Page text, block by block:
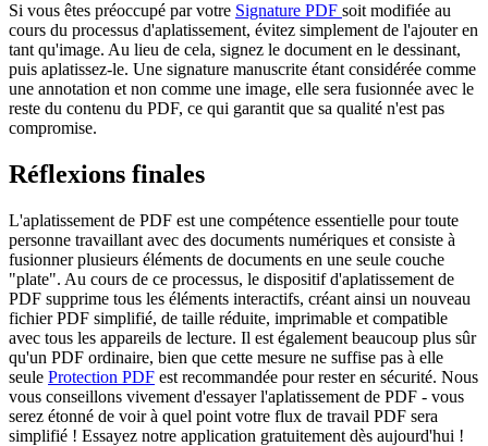
Si vous êtes préoccupé par votre Signature PDF soit modifiée au
cours du processus d'aplatissement, évitez simplement de l'ajouter en
tant qu'image. Au lieu de cela, signez le document en le dessinant,
puis aplatissez-le. Une signature manuscrite étant considérée comme
une annotation et non comme une image, elle sera fusionnée avec le
reste du contenu du PDF, ce qui garantit que sa qualité n'est pas
compromise.
Réflexions finales
L'aplatissement de PDF est une compétence essentielle pour toute
personne travaillant avec des documents numériques et consiste à
fusionner plusieurs éléments de documents en une seule couche
"plate". Au cours de ce processus, le dispositif d'aplatissement de
PDF supprime tous les éléments interactifs, créant ainsi un nouveau
fichier PDF simplifié, de taille réduite, imprimable et compatible
avec tous les appareils de lecture. Il est également beaucoup plus sûr
qu'un PDF ordinaire, bien que cette mesure ne suffise pas à elle
seule Protection PDF est recommandée pour rester en sécurité. Nous
vous conseillons vivement d'essayer l'aplatissement de PDF - vous
serez étonné de voir à quel point votre flux de travail PDF sera
simplifié ! Essayez notre application gratuitement dès aujourd'hui !